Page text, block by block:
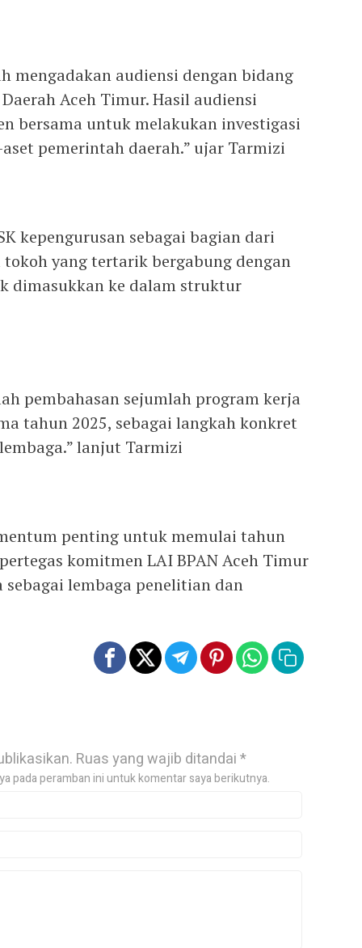
mengadakan audiensi dengan bidang
Aceh Timur. Hasil audiensi
bersama untuk melakukan investigasi
pemerintah daerah.” ujar Tarmizi
kepengurusan sebagai bagian dari
tokoh yang tertarik bergabung dengan
dimasukkan ke dalam struktur
pembahasan sejumlah program kerja
tahun 2025, sebagai langkah konkret
lanjut Tarmizi
penting untuk memulai tahun
komitmen LAI BPAN Aceh Timur
lembaga penelitian dan
Ruas yang wajib ditandai*
pada peramban ini untuk komentar saya berikutnya.